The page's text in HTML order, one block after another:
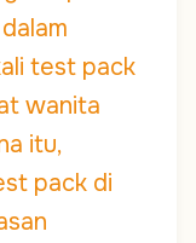
test pack
wanita
itu,
pack di